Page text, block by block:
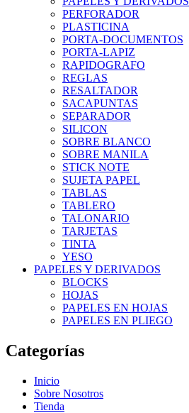
PERFORADOR
PLASTICINA
PORTA-DOCUMENTOS
PORTA-LAPIZ
RAPIDOGRAFO
REGLAS
RESALTADOR
SACAPUNTAS
SEPARADOR
SILICON
SOBRE BLANCO
SOBRE MANILA
STICK NOTE
SUJETA PAPEL
TABLAS
TABLERO
TALONARIO
TARJETAS
TINTA
YESO
PAPELES Y DERIVADOS
BLOCKS
HOJAS
PAPELES EN HOJAS
PAPELES EN PLIEGO
Categorías
Inicio
Sobre Nosotros
Tienda